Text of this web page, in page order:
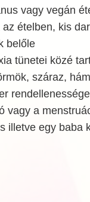
vagy vegán
ételben, kis
belőle
tünetei közé
száraz,
vagy a
illetve egy baba